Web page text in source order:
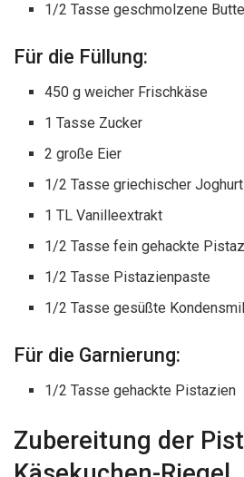
1/2 Tasse geschmolzene
Für die Füllung:
450 g weicher Frischkäse
1 Tasse Zucker
2 große Eier
1/2 Tasse griechischer Joghurt
1 TL Vanilleextrakt
1/2 Tasse fein gehackte
1/2 Tasse Pistazienpaste
1/2 Tasse gesüßte
Für die Garnierung:
1/2 Tasse gehackte Pistazien
Zubereitung der